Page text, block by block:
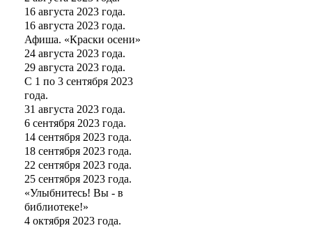
16 августа 2023 года.
16 августа 2023 года.
Афиша. «Краски осени»
24 августа 2023 года.
29 августа 2023 года.
С 1 по 3 сентября 2023
года.
31 августа 2023 года.
6 сентября 2023 года.
14 сентября 2023 года.
18 сентября 2023 года.
22 сентября 2023 года.
25 сентября 2023 года.
«Улыбнитесь! Вы - в
библиотеке!»
4 октября 2023 года.